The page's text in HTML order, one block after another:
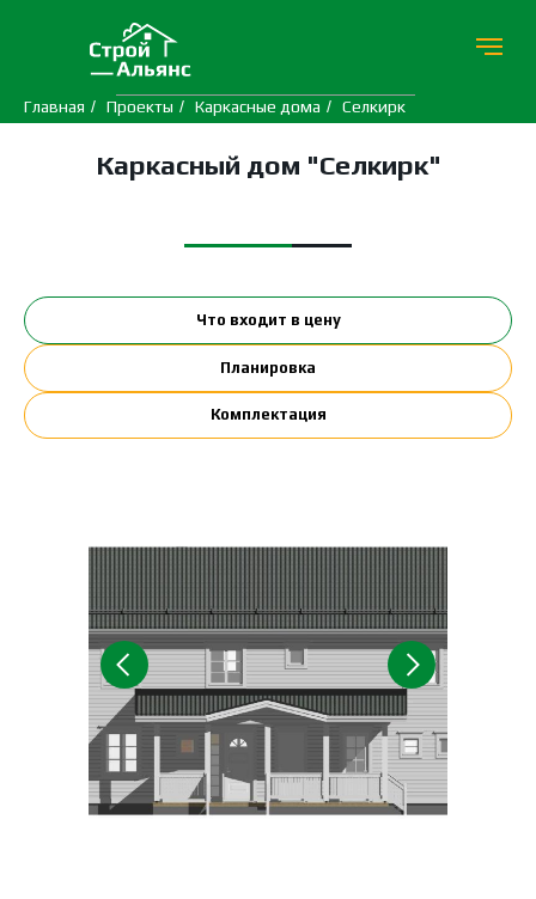
Главная / Проекты / Каркасные дома / Селкирк
Каркасный дом "Селкирк"
Что входит в цену
Планировка
Комплектация